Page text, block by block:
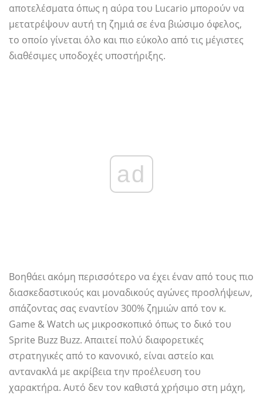
αποτελέσματα όπως η αύρα του Lucario μπορούν να
μετατρέψουν αυτή τη ζημιά σε ένα βιώσιμο όφελος,
το οποίο γίνεται όλο και πιο εύκολο από τις μέγιστες
διαθέσιμες υποδοχές υποστήριξης.
ad
Βοηθάει ακόμη περισσότερο να έχει έναν από τους πιο
διασκεδαστικούς και μοναδικούς αγώνες προσλήψεων,
σπάζοντας σας εναντίον 300% ζημιών από τον κ.
Game & Watch ως μικροσκοπικό όπως το δικό του
Sprite Buzz Buzz. Απαιτεί πολύ διαφορετικές
στρατηγικές από το κανονικό, είναι αστείο και
αντανακλά με ακρίβεια την προέλευση του
χαρακτήρα. Αυτό δεν τον καθιστά χρήσιμο στη μάχη,